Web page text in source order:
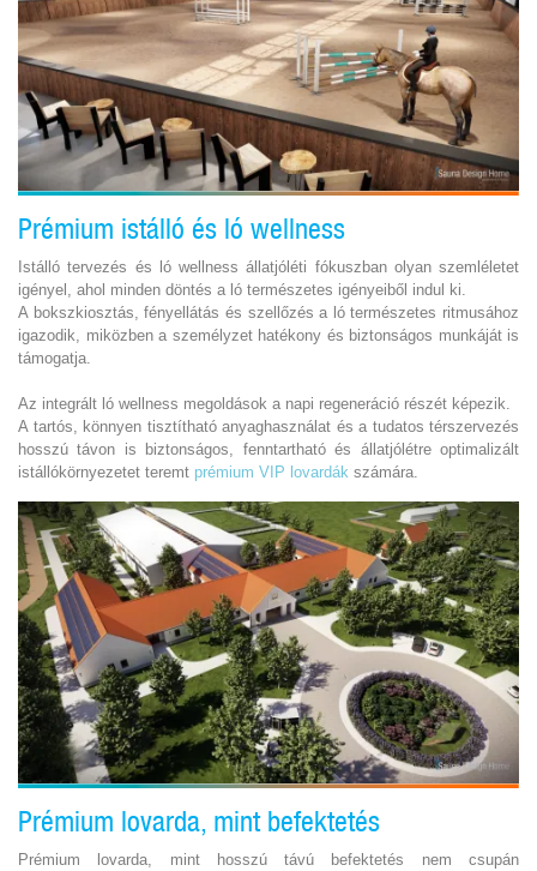
Prémium istálló és ló wellness
Istálló tervezés és ló wellness állatjóléti fókuszban olyan szemléletet
igényel, ahol minden döntés a ló természetes igényeiből indul ki.
A bokszkiosztás, fényellátás és szellőzés a ló természetes ritmusához
igazodik, miközben a személyzet hatékony és biztonságos munkáját is
támogatja.
Az integrált ló wellness megoldások a napi regeneráció részét képezik.
A tartós, könnyen tisztítható anyaghasználat és a tudatos térszervezés
hosszú távon is biztonságos, fenntartható és állatjólétre optimalizált
istállókörnyezetet teremt prémium VIP lovardák számára.
Prémium lovarda, mint befektetés
Prémium lovarda, mint hosszú távú befektetés nem csupán